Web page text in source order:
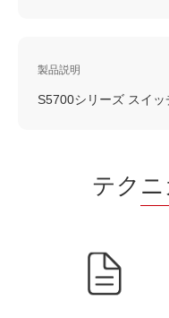
製品説明
S5700シリーズ スイッ
テク